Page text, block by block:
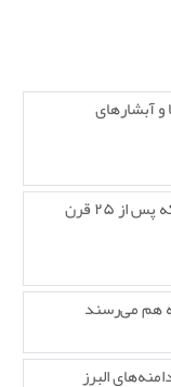
آبشارهای
۱۰ حقیقت جالب درباره تخت جمشید؛ شکوهی که پس از ۲۵ قرن
هم می‌رسند
البرز